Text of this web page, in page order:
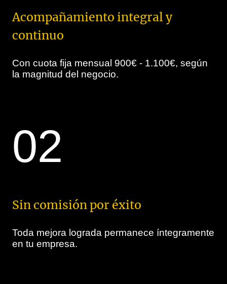
Acompañamiento integral y
continuo
Con cuota fija mensual 900€ - 1.100€, según
la magnitud del negocio.
02
Sin comisión por éxito
Toda mejora lograda permanece íntegramente
en tu empresa.